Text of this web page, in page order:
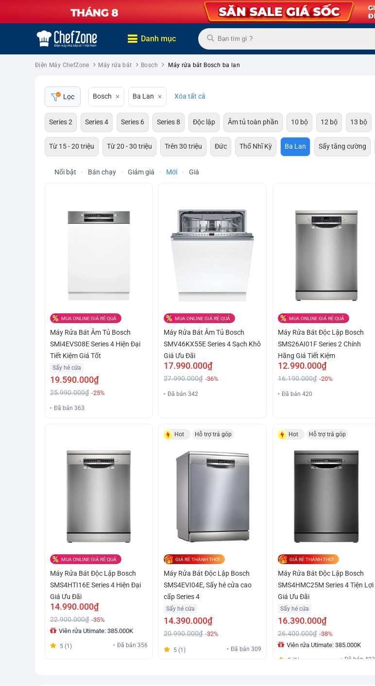
Danh mục
Điện Máy ChefZone Máy rửa bát Bosch Máy rửa bát Bosch ba lan
Lọc Bosch Ba Lan Xóa tất cả
Series 2 Series 4 Series 6 Series 8 Độc lập Âm tủ toàn phần 10 bộ 12 bộ 13 bộ
Từ 15 - 20 triệu Từ 20 - 30 triệu Trên 30 triệu Đức Thổ Nhĩ Kỳ Ba Lan Sấy tăng cường
Nổi bật Bán chạy Giảm giá Mới Giá
MUA ONLINE GIÁ RẺ QUÁ
Máy Rửa Bát Âm Tủ Bosch
SMI4EVS08E Series 4 Hiện Đại
Tiết Kiệm Giá Tốt
Sấy hé cửa
19.590.000₫
25.990.000₫ -25%
Đã bán 363
MUA ONLINE GIÁ RẺ QUÁ
Máy Rửa Bát Âm Tủ Bosch
SMV46KX55E Series 4 Sạch Khô
Giá Ưu Đãi
17.990.000₫
27.990.000₫ -36%
Đã bán 342
MUA ONLINE GIÁ RẺ QUÁ
Máy Rửa Bát Độc Lập Bosch
SMS26AI01F Series 2 Chính
Hãng Giá Tiết Kiệm
12.990.000₫
16.190.000₫ -20%
Đã bán 420
MUA ONLINE GIÁ RẺ QUÁ
Máy Rửa Bát Độc Lập Bosch
SMS4HTI16E Series 4 Hiện Đại
Giá Ưu Đãi
14.990.000₫
22.900.000₫ -35%
Viên rửa Utimate: 385.000K
5 (1) Đã bán 356
Hot Hỗ trợ trả góp
GIÁ RẺ THẢNH THƠI
Máy Rửa Bát Độc Lập Bosch
SMS4EVI04E, Sấy hé cửa cao
cấp Series 4
Sấy hé cửa
14.390.000₫
20.990.000₫ -32%
5 (1) Đã bán 309
Hot Hỗ trợ trả góp
GIÁ RẺ THẢNH THƠI
Máy Rửa Bát Độc Lập Bosch
SMS4HMC25M Series 4 Tiện Lợi
Giá Ưu Đãi
Sấy hé cửa
16.390.000₫
26.400.000₫ -38%
Viên rửa Utimate: 385.000K
5 (1) Đã bán 423